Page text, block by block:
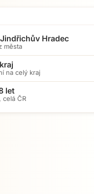
Hradec
města
na celý kraj
let
celá ČR